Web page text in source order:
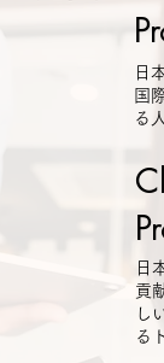
日
国
る
日
貢
し
る